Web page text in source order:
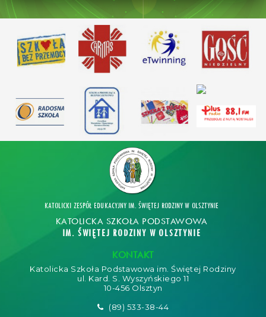
KATOLICKI ZESPÓŁ EDUKACYJNY IM. ŚWIĘTEJ RODZINY W OLSZTYNIE
KATOLICKA SZKOŁA PODSTAWOWA
IM. ŚWIĘTEJ RODZINY W OLSZTYNIE
KONTAKT
Katolicka Szkoła Podstawowa im. Świętej Rodziny
ul. Kard. S. Wyszyńskiego 11
10-456 Olsztyn
(89) 533-38-44